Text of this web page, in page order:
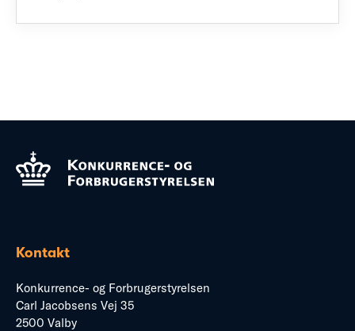
Kontakt
Konkurrence- og Forbrugerstyrelsen
Carl Jacobsens Vej 35
2500 Valby